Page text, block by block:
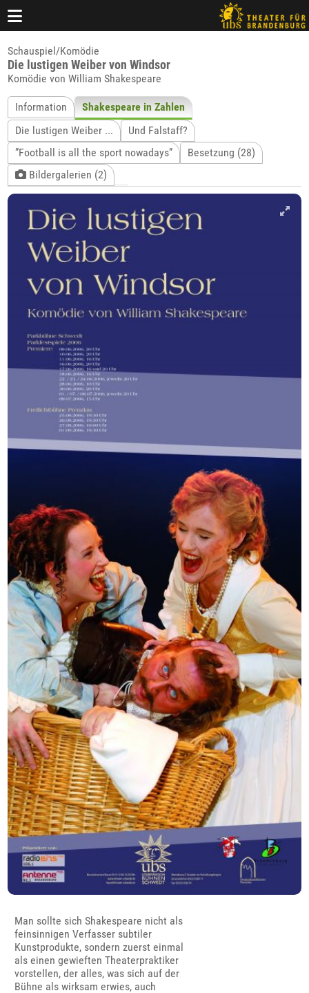
Schauspiel/Komödie
Die lustigen Weiber von Windsor
Komödie von William Shakespeare
Information
Shakespeare in Zahlen
Die lustigen Weiber ...
Und Falstaff?
”Football is all the sport nowadays”
Besetzung (28)
Bildergalerien (2)
Man sollte sich Shakespeare nicht als
feinsinnigen Verfasser subtiler
Kunstprodukte, sondern zuerst einmal
als einen gewieften Theaterpraktiker
vorstellen, der alles, was sich auf der
Bühne als wirksam erwies, auch